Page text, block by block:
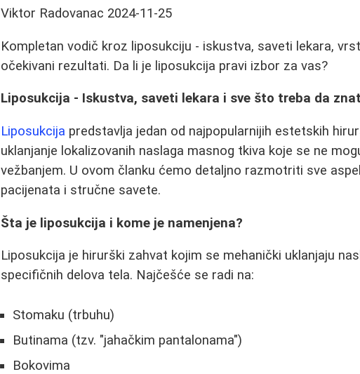
Viktor Radovanac 2024-11-25
Kompletan vodič kroz liposukciju - iskustva, saveti lekara,
očekivani rezultati. Da li je liposukcija pravi izbor za vas?
Liposukcija - Iskustva, saveti lekara i sve što treba da
Liposukcija predstavlja jedan od najpopularnijih estetskih
uklanjanje lokalizovanih naslaga masnog tkiva koje se ne
vežbanjem. U ovom članku ćemo detaljno razmotriti sve
pacijenata i stručne savete.
Šta je liposukcija i kome je namenjena?
Liposukcija je hirurški zahvat kojim se mehanički uklanjaju
specifičnih delova tela. Najčešće se radi na:
Stomaku (trbuhu)
Butinama (tzv. "jahačkim pantalonama")
Bokovima